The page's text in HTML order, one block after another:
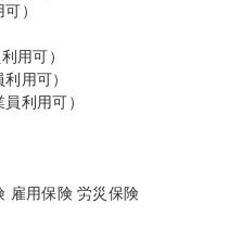
）
用可）
用可）
利用可）
雇用保険 労災保険